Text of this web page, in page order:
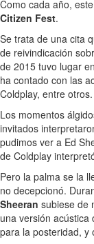
Como cada año,
Citizen Fest.
Se trata de una cita
de reivindicación
de 2015 tuvo lugar
ha contado con las
Coldplay, entre otros.
Los momentos
invitados
pudimos ver a Ed
de Coldplay
Pero la palma se la
no decepcionó.
Sheeran subiese de
una versión acústica
para la posteridad, y